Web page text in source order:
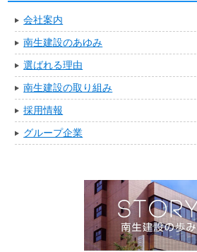
会社案内
南生建設のあゆみ
選ばれる理由
南生建設の取り組み
採用情報
グループ企業